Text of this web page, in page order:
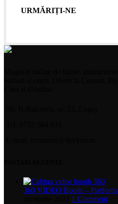
URMĂRIȚI-NE
360 VIDEO Booth –
1 Comment